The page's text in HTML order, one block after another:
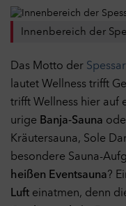
Innenbereich der
Das Motto der
lautet Wellness trifft
trifft Wellness hier auf
urige Banja-Sauna
Kräutersauna, Sole
besondere Sauna-
heißen Eventsauna?
Luft einatmen, denn